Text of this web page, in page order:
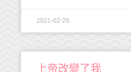
2021-02-26
上帝改變了我